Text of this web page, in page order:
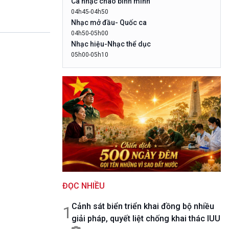
10 phút Sự kiện - Luận bàn
Câu chuyện thời sự
Dòng chảy sự kiện
Đối thoại
Chuyện đêm
04h45-04h50
Nhạc mở đầu- Quốc ca
04h50-05h00
Nhạc hiệu-Nhạc thể dục
05h00-05h10
minh
05h10-05h20
Bản tin đầu ngày-Thời tiết
05h20-05h50
Mùa vàng
05h50-05h59
Quảng cáo
05h59-06h00
Báo giờ
Thời sự sáng (trực tiếp)
Quảng cáo
06h30-07h00
ĐỌC NHIỀU
1 Cảnh sát biển triển khai đồng bộ nhiều
giải pháp, quyết liệt chống khai thác IUU